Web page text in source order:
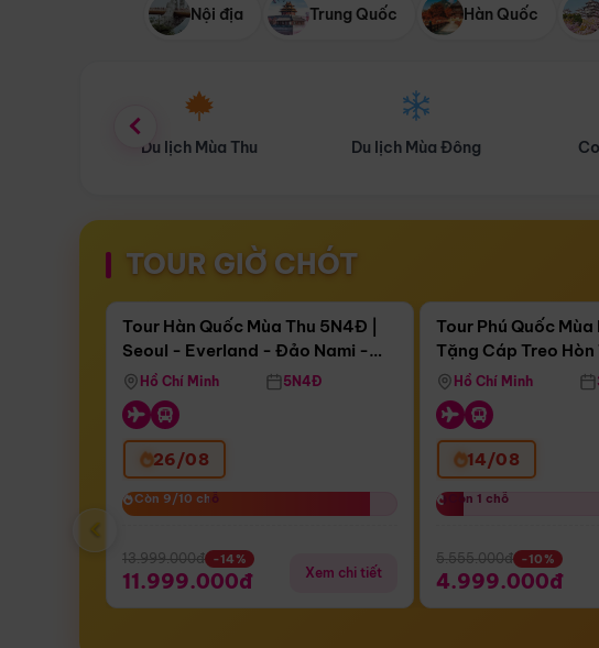
Nội địa Trung Quốc Hàn Quốc
Du lịch Mùa Đông Combo Du lịch
TOUR GIỜ CHÓT
Còn17 ngày 15:16:18
Bay Sun Phuquoc Airways
Điểm nổi bật
Tour Hàn Quốc Mùa Thu 5N4Đ |
Seoul - Everland - Đảo Nami -
Tháp Namsan (Bay Sun Phuquoc
Airways)
Hồ Chí Minh 5N4Đ
26/08
Còn 9/10 chỗ
Còn 9/10 chỗ
13.999.000đ -14%
11.999.000đ Xem chi tiết
Còn05 ngày 15:16:18
Tặng Cáp Treo Hòn
Tour Phú Quốc Mùa
Tặng Cáp Treo
Hôn - Công Viên
Hồ Chí Minh
14/08
Còn 1 chỗ
Còn 1 chỗ
5.555.000đ -10%
4.999.000đ
‹